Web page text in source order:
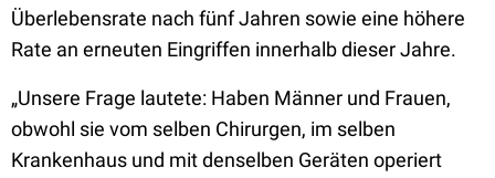
Überlebensrate nach fünf Jahren sowie eine höhere
Rate an erneuten Eingriffen innerhalb dieser Jahre.
„Unsere Frage lautete: Haben Männer und Frauen,
obwohl sie vom selben Chirurgen, im selben
Krankenhaus und mit denselben Geräten operiert